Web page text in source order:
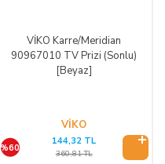
VİKO Karre/Meridian
90967010 TV Prizi (Sonlu)
[Beyaz]
VİKO
%60
144,32 TL
360,81 TL